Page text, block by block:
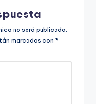
no será publicada.
marcados con *